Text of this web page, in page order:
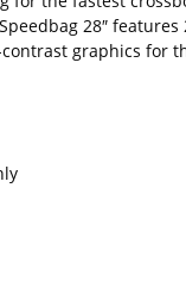
28″
graphics for